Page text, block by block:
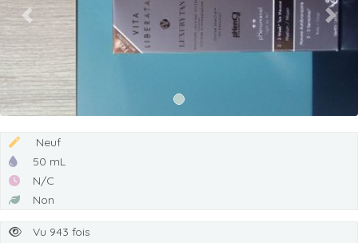
Previous Next
Neuf
50 mL
N/C
Non
Vu 943 fois